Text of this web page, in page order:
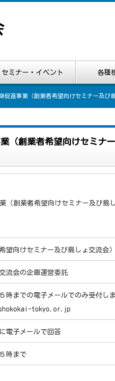
セミナー・イベント 各種
促進事業（創業者希望向けセミナー及
（創業者希望向けセミナ
（創業者希望向けセミナー及び島
望向けセミナー及び島しょ交流会）
流会の企画運営委託
時までの電子メールでのみ受付
tokyo.or.jp
電子メールで回答
時まで